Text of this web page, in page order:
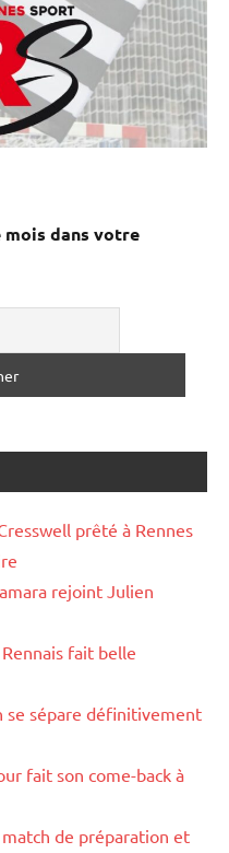
mois dans votre
prêté à Rennes
rejoint Julien
fait belle
se sépare définitivement
fait son come-back à
de préparation et